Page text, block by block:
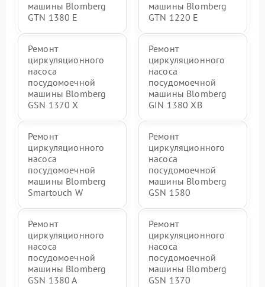
машины Blomberg
GTN 1380 E
машины Blomberg
GTN 1220 E
Ремонт
циркуляционного
насоса
посудомоечной
машины Blomberg
GSN 1370 X
Ремонт
циркуляционного
насоса
посудомоечной
машины Blomberg
GIN 1380 XB
Ремонт
циркуляционного
насоса
посудомоечной
машины Blomberg
Smartouch W
Ремонт
циркуляционного
насоса
посудомоечной
машины Blomberg
GSN 1580
Ремонт
циркуляционного
насоса
посудомоечной
машины Blomberg
GSN 1380 A
Ремонт
циркуляционного
насоса
посудомоечной
машины Blomberg
GSN 1370